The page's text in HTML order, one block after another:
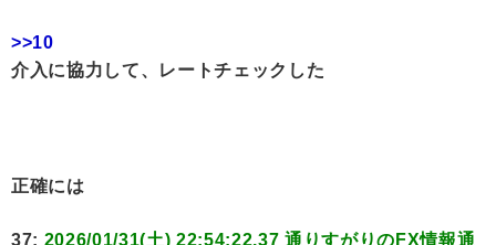
>>10
介入に協力して、レートチェックした
正確には
37: 2026/01/31(土) 22:54:22.37 通りすがりのFX情報通